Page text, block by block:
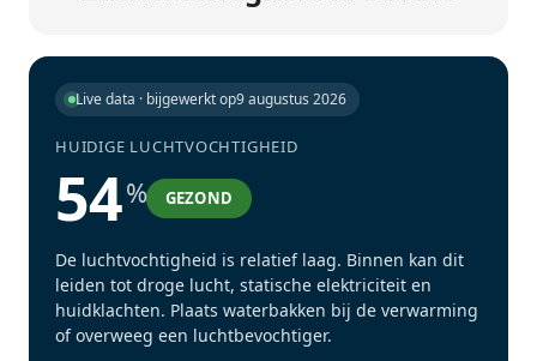
Live data · bijgewerkt op9 augustus 2026
HUIDIGE LUCHTVOCHTIGHEID
54% GEZOND
De luchtvochtigheid is relatief laag. Binnen kan dit
leiden tot droge lucht, statische elektriciteit en
huidklachten. Plaats waterbakken bij de verwarming
of overweeg een luchtbevochtiger.